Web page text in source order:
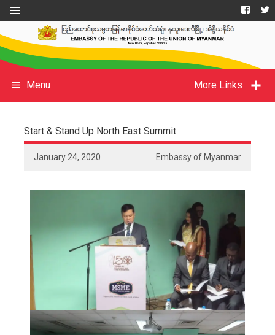
More Links
Menu
Start & Stand Up North East Summit
January 24, 2020 Embassy of Myanmar